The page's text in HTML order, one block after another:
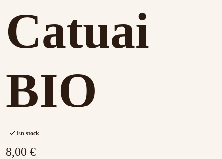
Catuai
BIO
En stock
8,00 €